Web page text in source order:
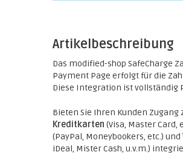
Artikelbeschreibung
Das modified-shop SafeCharge
Payment Page erfolgt für die
Diese Integration ist vollständig
Bieten Sie Ihren Kunden
Kreditkarten (Visa, Master Card,
(PayPal, Moneybookers, etc.) und
iDeal, Mister Cash, u.v.m.)